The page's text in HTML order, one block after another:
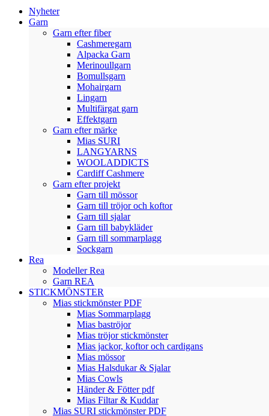
Nyheter
Garn
Garn efter fiber
Cashmeregarn
Alpacka Garn
Merinoullgarn
Bomullsgarn
Mohairgarn
Lingarn
Multifärgat garn
Effektgarn
Garn efter märke
Mias SURI
LANGYARNS
WOOLADDICTS
Cardiff Cashmere
Garn efter projekt
Garn till mössor
Garn till tröjor och koftor
Garn till sjalar
Garn till babykläder
Garn till sommarplagg
Sockgarn
Rea
Modeller Rea
Garn REA
STICKMÖNSTER
Mias stickmönster PDF
Mias Sommarplagg
Mias baströjor
Mias tröjor stickmönster
Mias jackor, koftor och cardigans
Mias mössor
Mias Halsdukar & Sjalar
Mias Cowls
Händer & Fötter pdf
Mias Filtar & Kuddar
Mias SURI stickmönster PDF